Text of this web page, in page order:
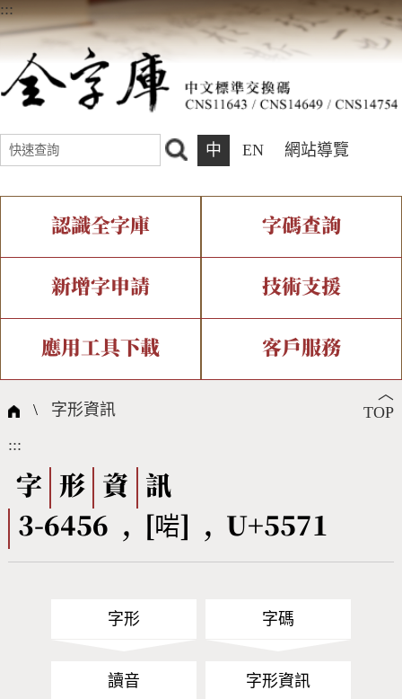
:::
中 EN 網站導覽
認識全字庫
全字庫介紹 全字庫現況
中文碼介紹 專有名詞介紹
國際字碼相關組織
字碼查詢
IDS查詢 部件查詢
複合查詢 注音查詢
筆畫查詢
筆順序查詢
CNS查詢 Unicode查詢
新增字申請
新字申請處理流程
技術支援
字形即時顯示 造字解決方案
全字庫授權 轉碼Web Service
應用工具下載
個人電腦造字處理工具
字形下載
客戶服務
問題集
熱門查詢統計
︿
TOP
\ 字形資訊
:::
字 形 資
訊
3-6456 , [啱] , U+5571
字形 字碼
讀音 字形資訊